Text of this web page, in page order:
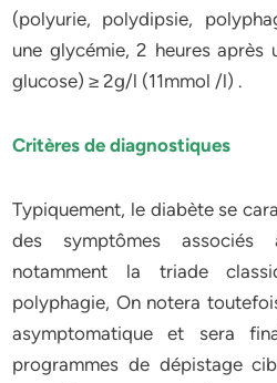
(polyurie, polydipsie,
une glycémie, 2 heures après
glucose) ≥ 2g/l (11mmol /l) .
Critères de diagnostiques
Typiquement, le diabète se
des symptômes associés
notamment la triade
polyphagie, On notera
asymptomatique et sera
programmes de dépistage